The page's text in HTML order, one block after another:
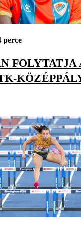
perce
FOLYTATJA